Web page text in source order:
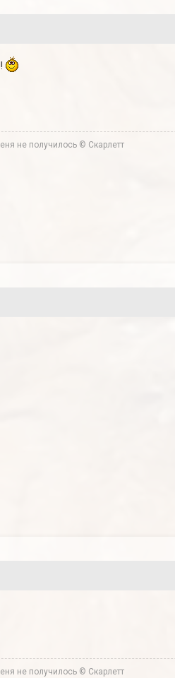
не получилось © Скарлетт
не получилось © Скарлетт